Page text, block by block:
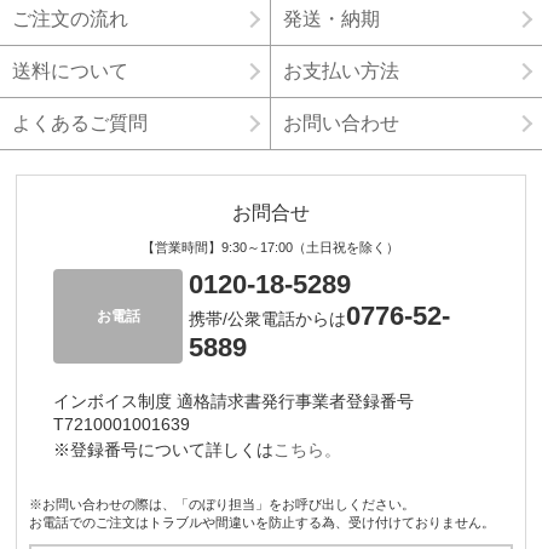
ご注文の流れ 発送・納期
送料について お支払い方法
よくあるご質問 お問い合わせ
お問合せ
【営業時間】9:30～17:00（土日祝を除く）
お電話
0120-18-5289
携帯/公衆電話からは0776-52-
5889
インボイス制度 適格請求書発行事業者登録番号
T7210001001639
※登録番号について詳しくはこちら。
※お問い合わせの際は、「のぼり担当」をお呼び出しください。
お電話でのご注文はトラブルや間違いを防止する為、受け付けておりません。